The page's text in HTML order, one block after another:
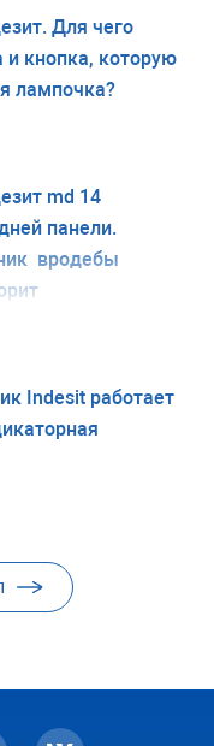
он поработал
около 2 часов и
уже не
Для чего
кнопка, которую
лампочка?
md 14
панели.
вродебы
Indesit работает